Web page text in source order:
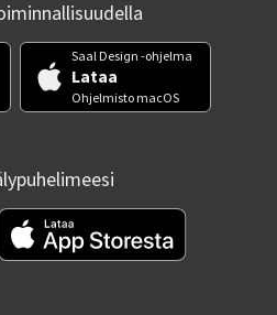
Saal Design -ohjelma
Lataa
Ohjelmisto macOS